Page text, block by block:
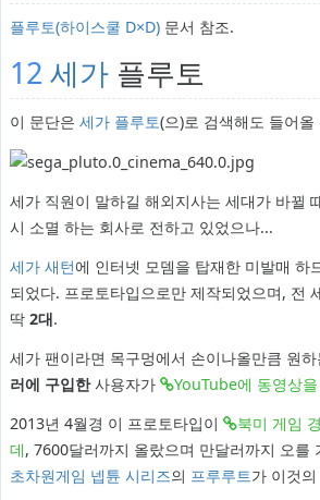
플루토(하이스쿨 D×D)문서 참조.
12 세가플루토
이 문단은 세가 플루토(으)로 검색해도 들어올
세가 직원이 말하길 해외지사는 세대가 바뀔
시 소멸 하는 회사로 전하고 있었으나...
세가 새턴에 인터넷 모뎀을 탑재한 미발매 하
되었다. 프로토타입으로만 제작되었으며, 전
딱 2대.
세가 팬이라면 목구멍에서 손이나올만큼 원
러에 구입한사용자가 YouTube에 동영상을
2013년 4월경 이 프로토타입이
북미 게임
데, 7600달러까지 올랐으며 만달러까지 오를
초차원게임 넵튠 시리즈의 프루루트가 이것